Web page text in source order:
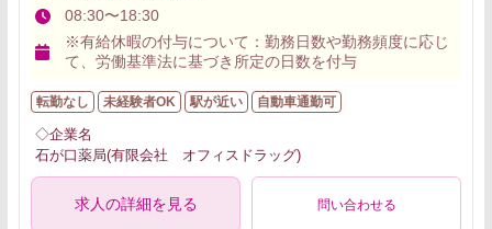
08:30〜18:30
※有給休暇の付与について：勤務日数や勤務頻度に応じ
て、労働基準法に基づき所定の日数を付与
転勤なし 未経験者OK 駅が近い 自動車通勤可
◇企業名
石が口薬局(有限会社 オフィスドラッグ)
求人の詳細を見る 問い合わせる